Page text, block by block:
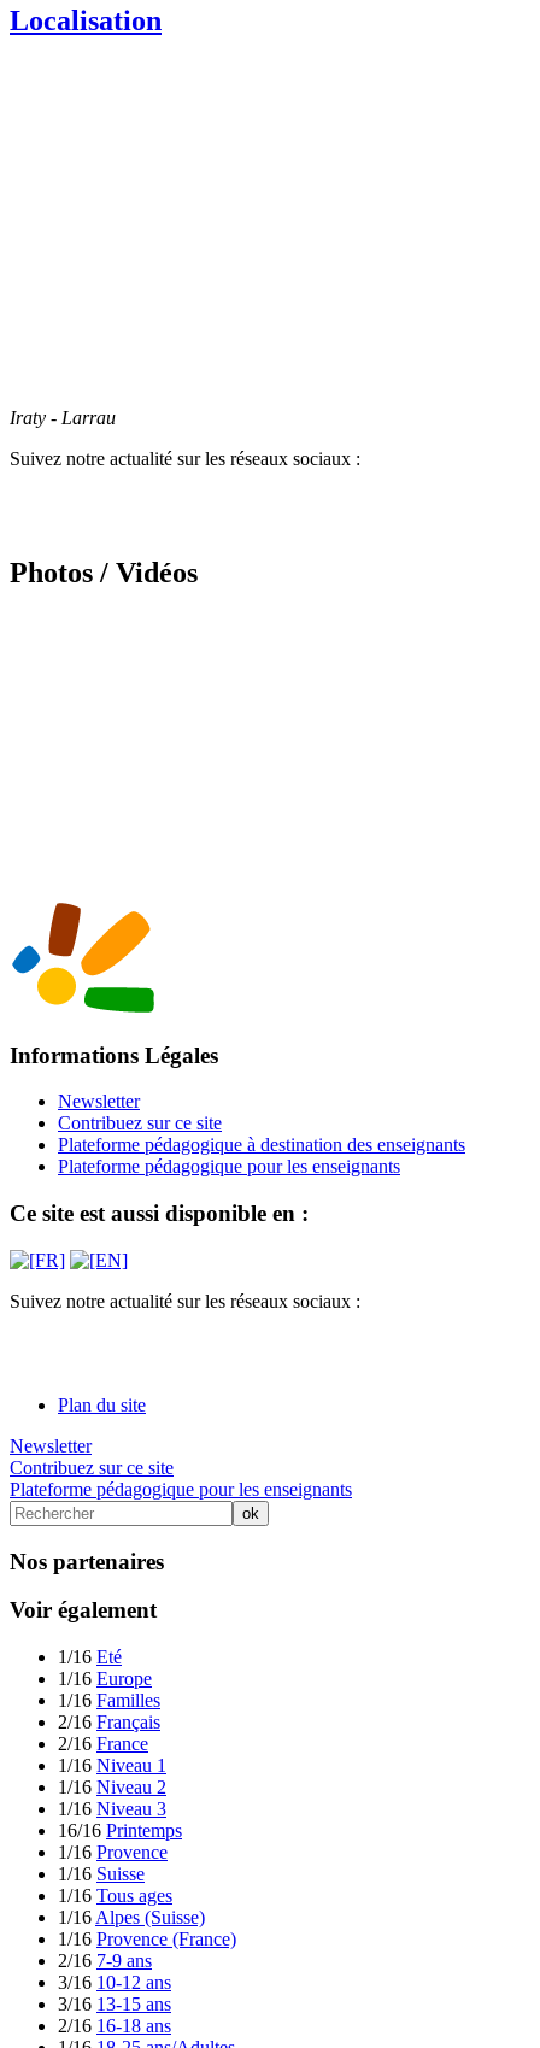
Localisation
Iraty - Larrau
Suivez notre actualité sur les réseaux sociaux :
Photos / Vidéos
Informations Légales
Newsletter
Contribuez sur ce site
Plateforme pédagogique à destination des enseignants
Plateforme pédagogique pour les enseignants
Ce site est aussi disponible en :
Suivez notre actualité sur les réseaux sociaux :
Plan du site
Newsletter
Contribuez sur ce site
Plateforme pédagogique pour les enseignants
Nos partenaires
Voir également
1/16 Eté
1/16 Europe
1/16 Familles
2/16 Français
2/16 France
1/16 Niveau 1
1/16 Niveau 2
1/16 Niveau 3
16/16 Printemps
1/16 Provence
1/16 Suisse
1/16 Tous ages
1/16 Alpes (Suisse)
1/16 Provence (France)
2/16 7-9 ans
3/16 10-12 ans
3/16 13-15 ans
2/16 16-18 ans